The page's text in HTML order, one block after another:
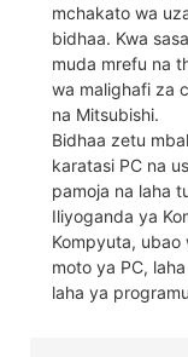
mchakato wa
bidhaa. Kwa
muda mrefu na
wa malighafi za
na Mitsubishi.
Bidhaa zetu
karatasi PC na
pamoja na laha
Iliyoganda ya
Kompyuta, ubao
moto ya PC,
laha ya